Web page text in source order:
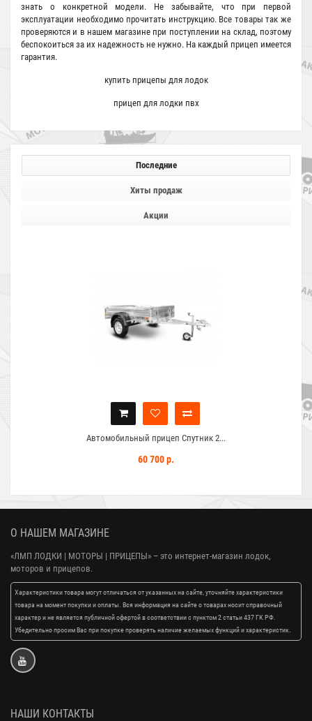
знать о конкретной модели. Не забывайте, что при первой
эксплуатации необходимо прочитать инструкцию. Все товары так же
проверяются и в нашем магазине при поступлении на склад, поэтому
беспокоиться за их надежность не нужно. На каждый прицеп имеется
гарантия.
купить прицепы для лодок
прицеп для лодки пвх
Последние
Хиты продаж
Акции
Автомобильный прицеп Спутник 2...
60 700 р.
О НАШЕМ МАГАЗИНЕ
«ЛМП ЛОДКИ | МОТОРЫ | ПРИЦЕПЫ» – это интернет-магазин лодок,
моторов и прицепов.
Характеристики товара могут отличаться от указанных на сайте, уточняйте характеристики
товара на момент покупки и оплаты. Вся информация на сайте о товарах носит справочный
характер и не является публичной офертой в соответствии с пунктом 2 статьи 437 ГК РФ.
Убедительно просим Вас при покупке проверять наличие желаемых функций и характеристик.
НАШИ КОНТАКТЫ